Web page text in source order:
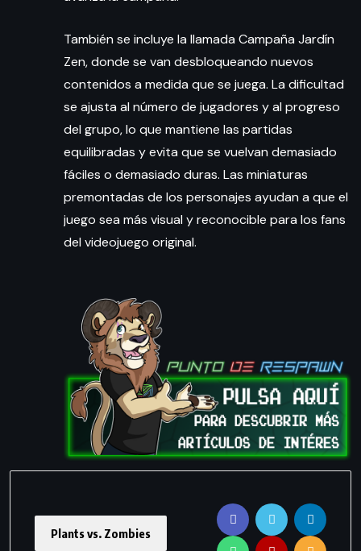
También se incluye la llamada Campaña Jardín
Zen, donde se van desbloqueando nuevos
contenidos a medida que se juega. La dificultad
se ajusta al número de jugadores y al progreso
del grupo, lo que mantiene las partidas
equilibradas y evita que se vuelvan demasiado
fáciles o demasiado duras. Las miniaturas
premontadas de los personajes ayudan a que el
juego sea más visual y reconocible para los fans
del videojuego original.
Plants vs. Zombies